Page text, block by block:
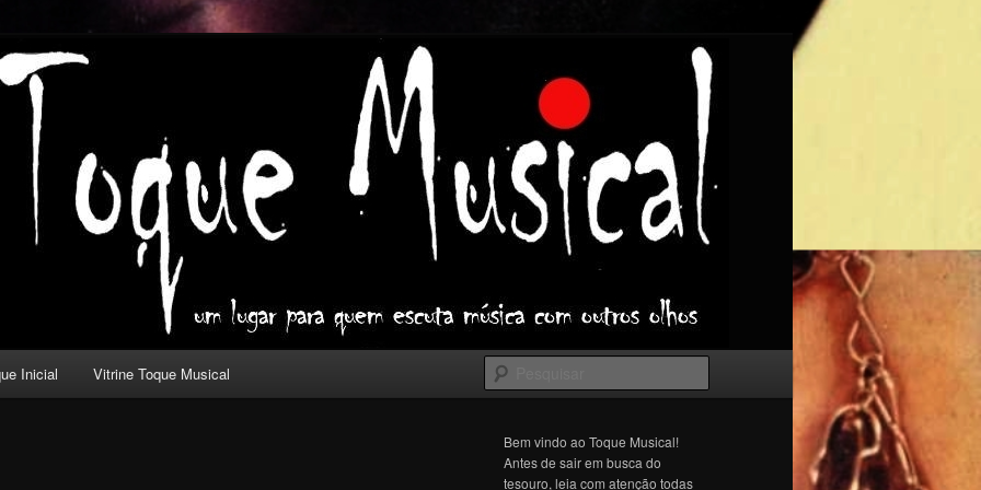
com outros olhos.
Inicial Vitrine Toque Musical
Bem vindo ao Toque Musical!
Antes de sair em busca do
tesouro, leia com atenção todas